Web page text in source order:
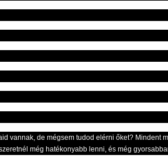
vannak, de mégsem tudod elérni őket?
még hatékonyabb lenni, és még